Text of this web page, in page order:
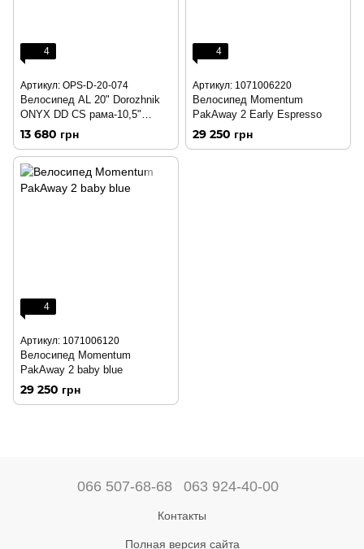
4
Артикул: OPS-D-20-074
Велосипед AL 20" Dorozhnik
ONYX DD CS рама-10,5"
горчичный (матовый) 2025
13 680 грн
4
Артикул: 1071006220
Велосипед Momentum
PakAway 2 Early Espresso
29 250 грн
4
Артикул: 1071006120
Велосипед Momentum
PakAway 2 baby blue
29 250 грн
066 507-68-68 063 924-40-00
Контакты
Полная версия сайта